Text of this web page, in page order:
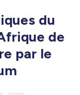
du
de
par le